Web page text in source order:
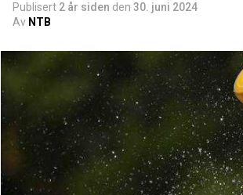
Publisert 2 år siden den 30. juni 2024
Av NTB